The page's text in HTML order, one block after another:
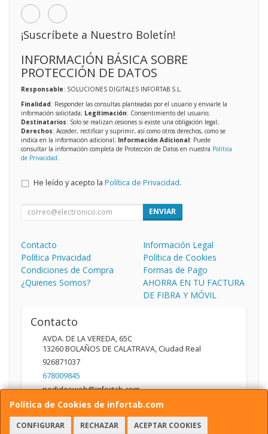
Política de Cookies de infortab.com
CONFIGURAR RECHAZAR ACEPTAR COOKIES
¡Suscríbete a Nuestro Boletín!
INFORMACIÓN BÁSICA SOBRE
PROTECCIÓN DE DATOS
Responsable: SOLUCIONES DIGITALES INFORTAB S.L.
Finalidad: Responder las consultas planteadas por el usuario y enviarle la
información solicitada; Legitimación: Consentimiento del usuario;
Destinatarios: Solo se realizan cesiones si existe una obligación legal;
Derechos: Acceder, rectificar y suprimir, así como otros derechos, como se
indica en la información adicional; Información Adicional: Puede
consultar la información completa de Protección de Datos en nuestra Política
de Privacidad
He leído y acepto la Política de Privacidad.
ENVIAR
Contacto
Información Legal
Política Privacidad
Política de Cookies
Condiciones de Compra
Formas de Pago
¿Quienes Somos?
AHORRA EN TU FACTURA
DE FIBRA Y MÓVIL
Contacto
AVDA. DE LA VEREDA, 65C
13260BOLAÑOS DE CALATRAVA, Ciudad Real
926871037
678009845
pedidosweb@infortab.com
Horario